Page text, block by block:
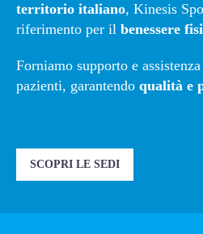
territorio italiano, Kinesis
riferimento per il benessere
Forniamo supporto e
pazienti, garantendo qualità e
SCOPRI LE SEDI